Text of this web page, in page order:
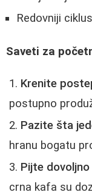
Redovniji
Saveti za
Krenite
postupno
Pazite šta
hranu bogatu
Pijte
crna kafa su